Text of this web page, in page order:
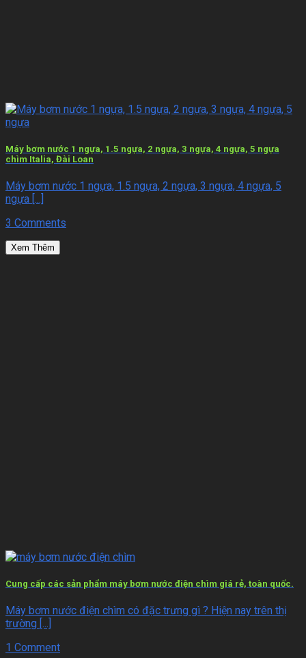
Máy bơm nước 1 ngựa, 1.5 ngựa, 2 ngựa, 3 ngựa, 4 ngựa, 5 ngựa
chìm Italia, Đài Loan
Máy bơm nước 1 ngựa, 1.5 ngựa, 2 ngựa, 3 ngựa, 4 ngựa, 5
ngựa [...]
3 Comments
Xem Thêm
Cung cấp các sản phẩm máy bơm nước điện chìm giá rẻ, toàn quốc.
Máy bơm nước điện chìm có đặc trưng gì ? Hiện nay trên thị
trường [...]
1 Comment